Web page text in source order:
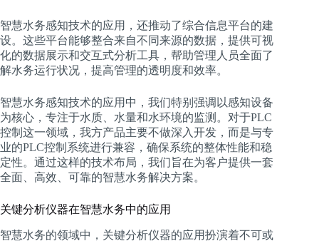
智慧水务感知技术的应用，还推动了综合信息平台的建
设。这些平台能够整合来自不同来源的数据，提供可视
化的数据展示和交互式分析工具，帮助管理人员全面了
解水务运行状况，提高管理的透明度和效率。
智慧水务感知技术的应用中，我们特别强调以感知设备
为核心，专注于水质、水量和水环境的监测。对于PLC
控制这一领域，我方产品主要不做深入开发，而是与专
业的PLC控制系统进行兼容，确保系统的整体性能和稳
定性。通过这样的技术布局，我们旨在为客户提供一套
全面、高效、可靠的智慧水务解决方案。
关键分析仪器在智慧水务中的应用
智慧水务的领域中，关键分析仪器的应用扮演着不可或